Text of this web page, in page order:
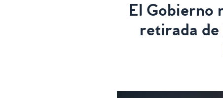
El Gobierno
retirada de